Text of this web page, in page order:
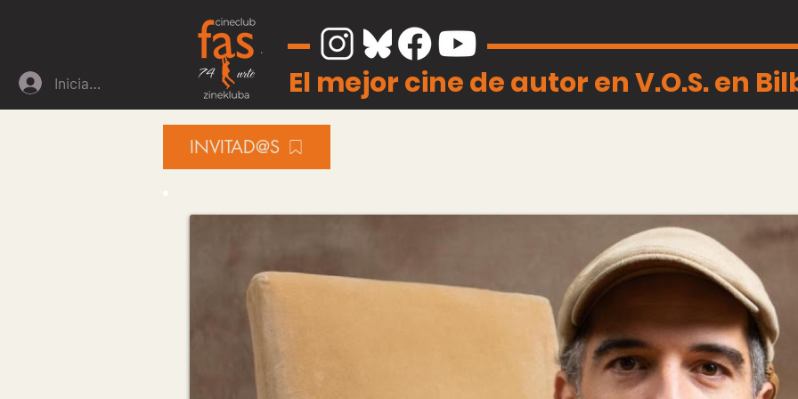
Iniciar sesión El mejor cine de autor en V.O.S. en
INVITAD@S